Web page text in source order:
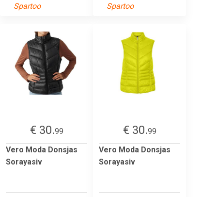
Spartoo Spartoo
€ 30.99
Vero Moda Donsjas
Sorayasiv
€ 30.99
Vero Moda Donsjas
Sorayasiv